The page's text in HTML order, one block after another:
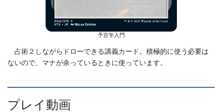
予言学入門
占術２しながらドローできる講義カード。積極的に使う必要は
ないので、マナが余っているときに使っています。
プレイ動画